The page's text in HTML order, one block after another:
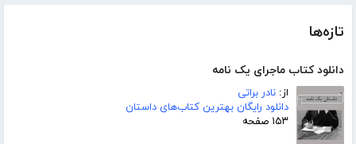
تازه‌ها
دانلود کتاب ماجرای یک نامه
از: نادر براتی
دانلود رایگان بهترین کتاب‌های داستان
۱۵۳ صفحه